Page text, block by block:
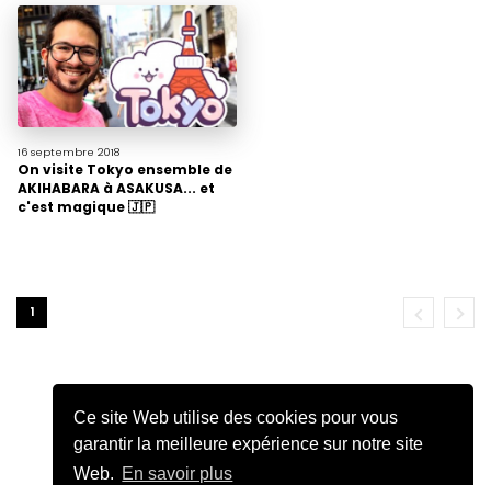
Ce site Web utilise des cookies pour vous
garantir la meilleure expérience sur notre site
Web. En savoir plus
16 septembre 2018
On visite Tokyo ensemble de
AKIHABARA à ASAKUSA... et
c'est magique 🇯🇵
1